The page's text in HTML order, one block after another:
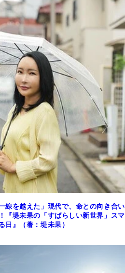
線を越えた」現代で、命との向き合い
『堤未果の「すばらしい新世界」スマ
日』（著：堤未果）